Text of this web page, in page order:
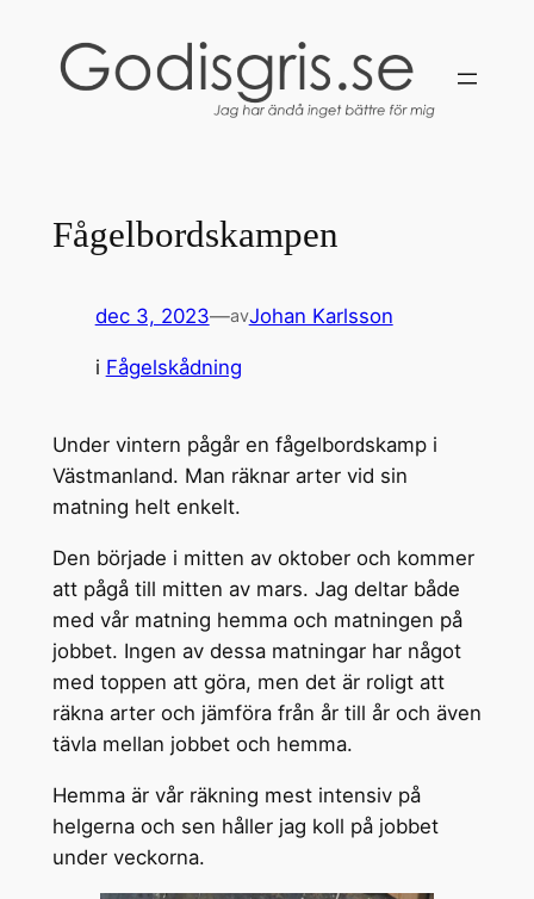
innehåll
Fågelbordskampen
dec 3, 2023—avJohan Karlsson
i Fågelskådning
Under vintern pågår en fågelbordskamp i
Västmanland. Man räknar arter vid sin
matning helt enkelt.
Den började i mitten av oktober och kommer
att pågå till mitten av mars. Jag deltar både
med vår matning hemma och matningen på
jobbet. Ingen av dessa matningar har något
med toppen att göra, men det är roligt att
räkna arter och jämföra från år till år och även
tävla mellan jobbet och hemma.
Hemma är vår räkning mest intensiv på
helgerna och sen håller jag koll på jobbet
under veckorna.